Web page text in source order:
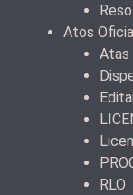
Atos
Atas
RLO